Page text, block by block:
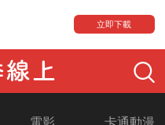
立即下載
電影 卡通動漫